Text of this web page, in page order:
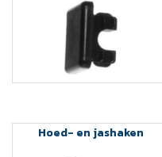
Hoed- en jashaken